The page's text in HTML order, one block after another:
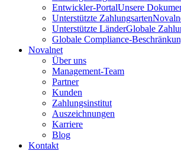
Entwickler-PortalUnsere
Unterstützte Zahlungsarten
Unterstützte LänderGlobale
Globale Compliance-
Novalnet
Über uns
Management-Team
Partner
Kunden
Zahlungsinstitut
Auszeichnungen
Karriere
Blog
Kontakt